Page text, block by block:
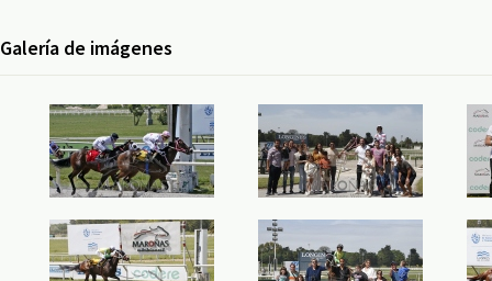
Galería de imágenes